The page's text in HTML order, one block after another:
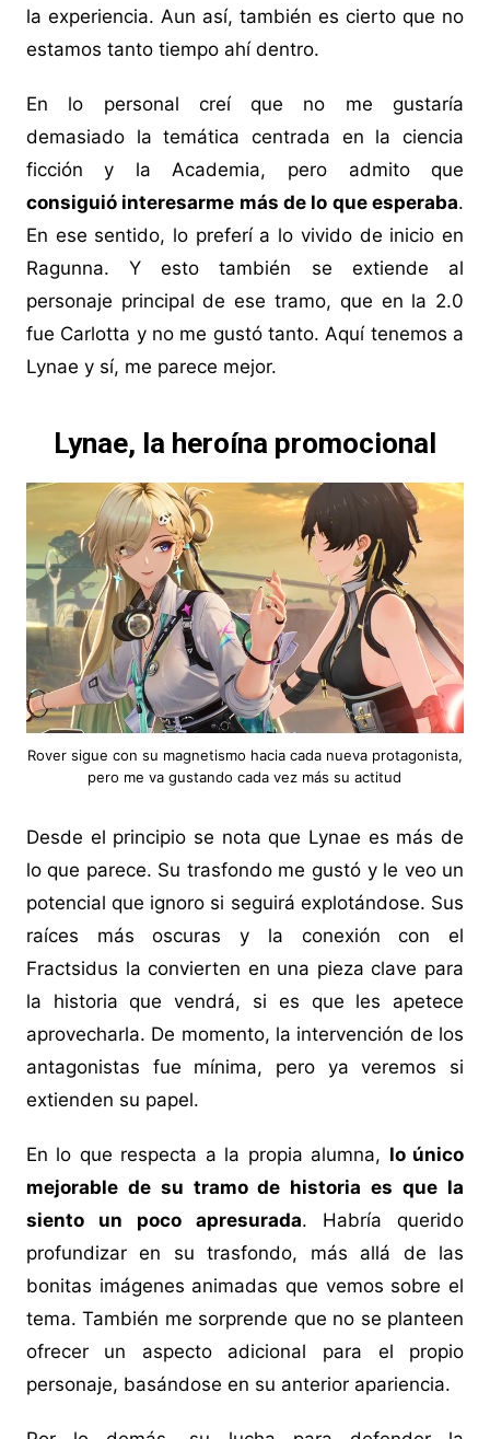
la experiencia. Aun así, también es cierto que no
estamos tanto tiempo ahí dentro.
En lo personal creí que no me gustaría
demasiado la temática centrada en la ciencia
ficción y la Academia, pero admito que
consiguió interesarme más de lo que esperaba.
En ese sentido, lo preferí a lo vivido de inicio en
Ragunna. Y esto también se extiende al
personaje principal de ese tramo, que en la 2.0
fue Carlotta y no me gustó tanto. Aquí tenemos a
Lynae y sí, me parece mejor.
Lynae, la heroína promocional
Rover sigue con su magnetismo hacia cada nueva protagonista,
pero me va gustando cada vez más su actitud
Desde el principio se nota que Lynae es más de
lo que parece. Su trasfondo me gustó y le veo un
potencial que ignoro si seguirá explotándose. Sus
raíces más oscuras y la conexión con el
Fractsidus la convierten en una pieza clave para
la historia que vendrá, si es que les apetece
aprovecharla. De momento, la intervención de los
antagonistas fue mínima, pero ya veremos si
extienden su papel.
En lo que respecta a la propia alumna, lo único
mejorable de su tramo de historia es que la
siento un poco apresurada. Habría querido
profundizar en su trasfondo, más allá de las
bonitas imágenes animadas que vemos sobre el
tema. También me sorprende que no se planteen
ofrecer un aspecto adicional para el propio
personaje, basándose en su anterior apariencia.